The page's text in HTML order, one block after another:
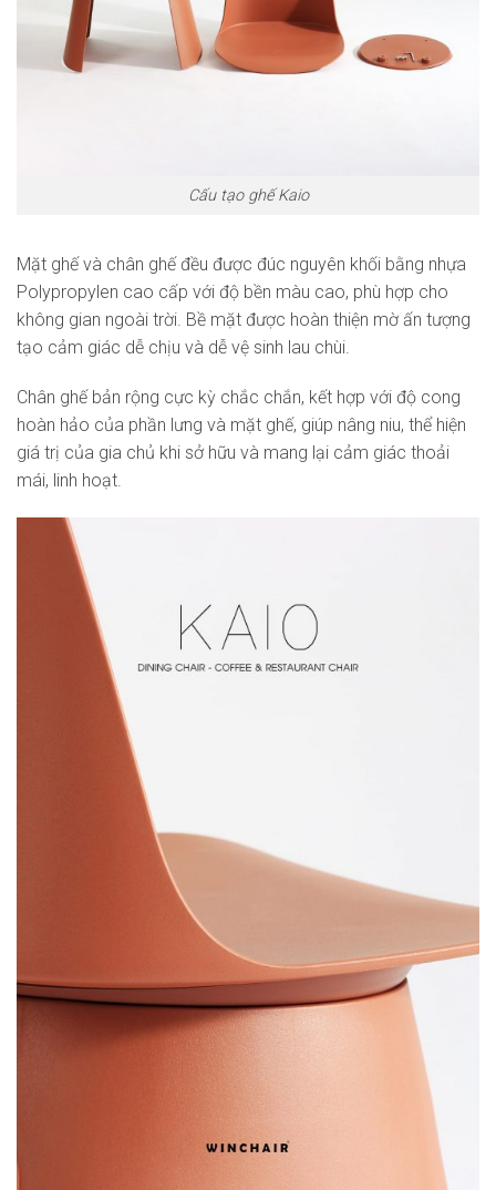
Cấu tạo ghế Kaio
Mặt ghế và chân ghế đều được đúc nguyên khối bằng nhựa
Polypropylen cao cấp với độ bền màu cao, phù hợp cho
không gian ngoài trời. Bề mặt được hoàn thiện mờ ấn tượng
tạo cảm giác dễ chịu và dễ vệ sinh lau chùi.
Chân ghế bản rộng cực kỳ chắc chắn, kết hợp với độ cong
hoàn hảo của phần lưng và mặt ghế, giúp nâng niu, thể hiện
giá trị của gia chủ khi sở hữu và mang lại cảm giác thoải
mái, linh hoạt.